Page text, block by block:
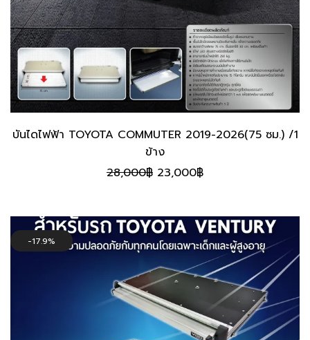
บันไดไฟฟ้า TOYOTA COMMUTER 2019-2026(75 ซม.) /1
ข้าง
28,000฿ Original
28,000฿.
23,000฿Current
23,000฿.
17.9%